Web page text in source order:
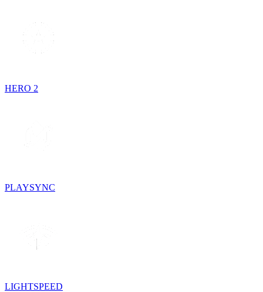
HERO 2
PLAYSYNC
LIGHTSPEED